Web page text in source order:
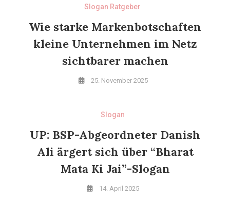
Slogan Ratgeber
Wie starke Markenbotschaften
kleine Unternehmen im Netz
sichtbarer machen
25. November 2025
Slogan
UP: BSP-Abgeordneter Danish
Ali ärgert sich über “Bharat
Mata Ki Jai”-Slogan
14. April 2025